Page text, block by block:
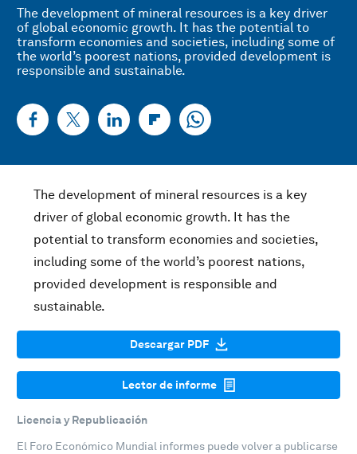
The development of mineral resources is a key driver
of global economic growth. It has the potential to
transform economies and societies, including some of
the world’s poorest nations, provided development is
responsible and sustainable.
The development of mineral resources is a key
driver of global economic growth. It has the
potential to transform economies and societies,
including some of the world’s poorest nations,
provided development is responsible and
sustainable.
Descargar PDF
Lector de informe
Licencia y Republicación
El Foro Económico Mundial informes puede volver a publicarse